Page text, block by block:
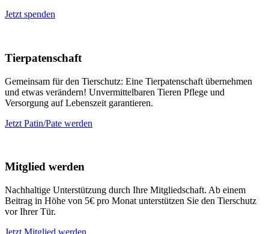
Jetzt spenden
Tierpatenschaft
Gemeinsam für den Tierschutz: Eine Tierpatenschaft übernehmen
und etwas verändern! Unvermittelbaren Tieren Pflege und
Versorgung auf Lebenszeit garantieren.
Jetzt Patin/Pate werden
Mitglied werden
Nachhaltige Unterstützung durch Ihre Mitgliedschaft. Ab einem
Beitrag in Höhe von 5€ pro Monat unterstützen Sie den Tierschutz
vor Ihrer Tür.
Jetzt Mitglied werden